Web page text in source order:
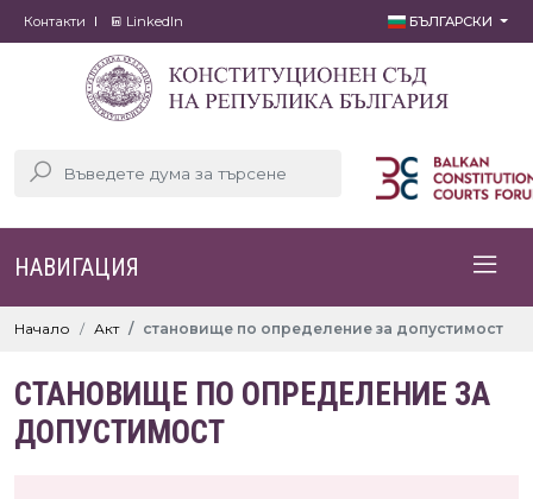
Контакти LinkedIn БЪЛГАРСКИ
НАВИГАЦИЯ
Начало Акт становище по определение за допустимост
СТАНОВИЩЕ ПО ОПРЕДЕЛЕНИЕ ЗА
ДОПУСТИМОСТ